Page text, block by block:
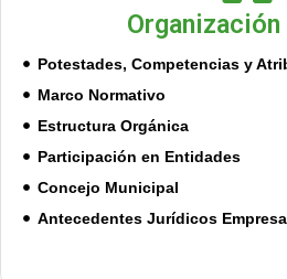
Potestades, Competencias y
Marco Normativo
Estructura Orgánica
Participación en Entidades
Concejo Municipal
Antecedentes Jurídicos